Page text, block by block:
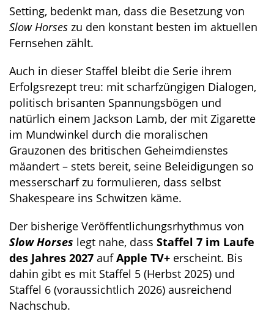
Setting, bedenkt man, dass die Besetzung von
Slow Horses zu den konstant besten im aktuellen
Fernsehen zählt.
Auch in dieser Staffel bleibt die Serie ihrem
Erfolgsrezept treu: mit scharfzüngigen Dialogen,
politisch brisanten Spannungsbögen und
natürlich einem Jackson Lamb, der mit Zigarette
im Mundwinkel durch die moralischen
Grauzonen des britischen Geheimdienstes
mäandert – stets bereit, seine Beleidigungen so
messerscharf zu formulieren, dass selbst
Shakespeare ins Schwitzen käme.
Der bisherige Veröffentlichungsrhythmus von
Slow Horses legt nahe, dass Staffel 7 im Laufe
des Jahres 2027 aufApple TV+ erscheint. Bis
dahin gibt es mit Staffel 5 (Herbst 2025) und
Staffel 6 (voraussichtlich 2026) ausreichend
Nachschub.